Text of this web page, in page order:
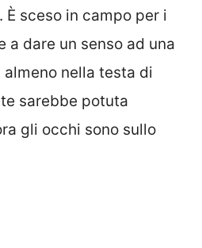
. È sceso in campo per i
a dare un senso ad una
nella testa di
sarebbe potuta
gli occhi sono sullo